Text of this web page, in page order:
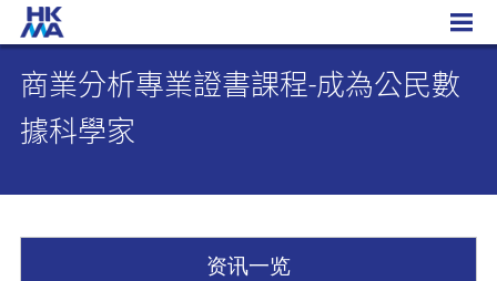
商業分析專業證書課程-成為公民數據科學家
商業分析專業證書課程-成為公民數
據科學家
资讯一览